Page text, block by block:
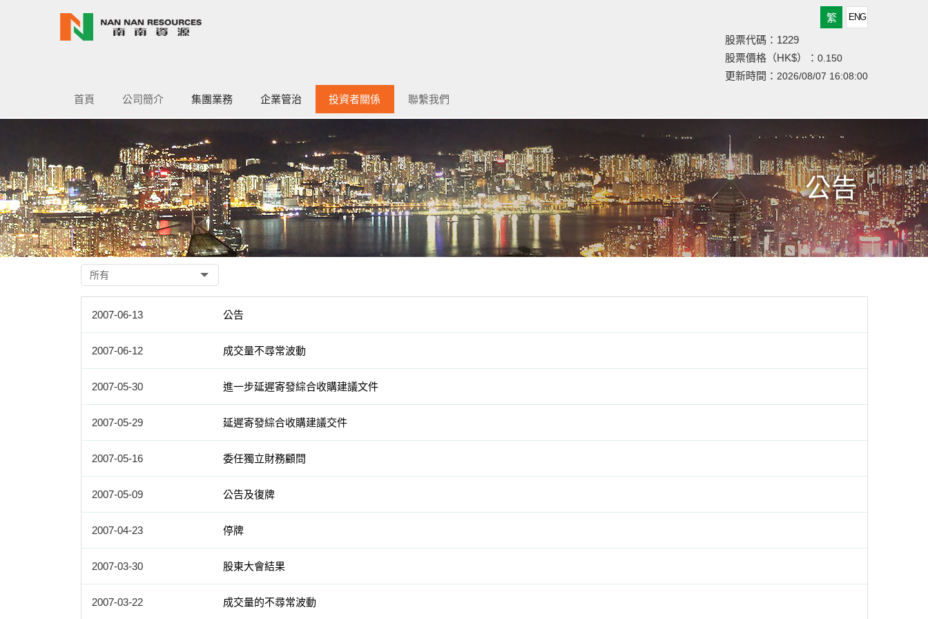
繁 ENG
股票代碼：1229
股票價格（HK$）： 0.150
更新時間： 2026/08/07 16:08:00
首頁 公司簡介 集團業務 企業管治 投資者關係 聯繫我們
公告
所有
2007-06-13 公告
2007-06-12 成交量不尋常波動
2007-05-30 進一步延遲寄發綜合收購建議文件
2007-05-29 延遲寄發綜合收購建議交件
2007-05-16 委任獨立財務顧問
2007-05-09 公告及復牌
2007-04-23 停牌
2007-03-30 股東大會結果
2007-03-22 成交量的不尋常波動